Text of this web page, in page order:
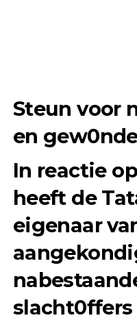
Steun voor
en
In reactie
heeft de
eigenaar
slacht0ffers